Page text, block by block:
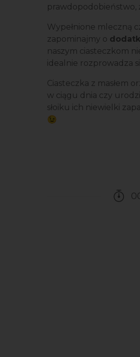
prawdopodobieństwo,
Wypełnione mleczną
zapominajmy o
naszym ciasteczkom
idealnie rozprowadza
Ciasteczka z masłem
w ciągu dnia czy
słoiku ich niewielki
😉